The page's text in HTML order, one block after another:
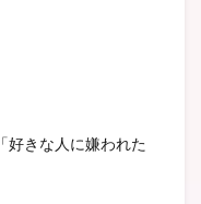
好きな人に嫌われた